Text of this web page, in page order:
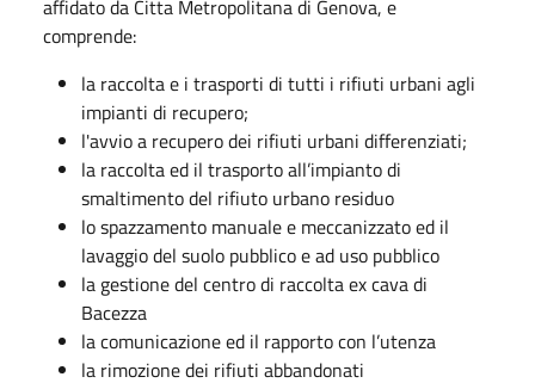
affidato da Citta Metropolitana di Genova, e
comprende:
la raccolta e i trasporti di tutti i rifiuti urbani agli
impianti di recupero;
l'avvio a recupero dei rifiuti urbani differenziati;
la raccolta ed il trasporto all’impianto di
smaltimento del rifiuto urbano residuo
lo spazzamento manuale e meccanizzato ed il
lavaggio del suolo pubblico e ad uso pubblico
la gestione del centro di raccolta ex cava di
Bacezza
la comunicazione ed il rapporto con l’utenza
la rimozione dei rifiuti abbandonati